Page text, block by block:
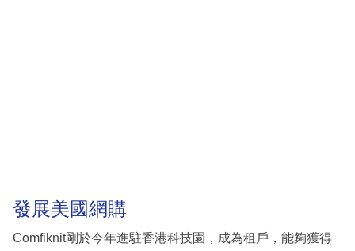
發展美國網購
Comfiknit剛於今年進駐香港科技園，成為租戶，能夠獲得